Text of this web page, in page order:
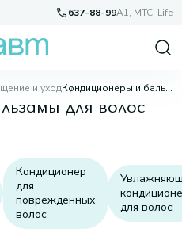
637-88-99A1, МТС, Life
и уход Кондиционеры и бальзамы
для волос
Кондиционер
для
поврежденных
волос
для волос